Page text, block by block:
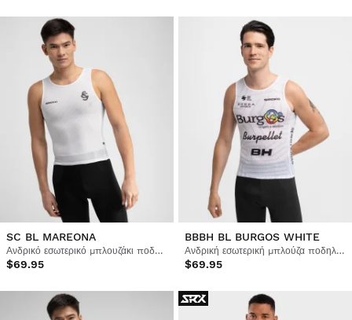
SC BL MAREONA
Ανδρικό εσωτερικό μπλουζάκι ποδηλασίας Real Sporting de Gijón x Siroko
$69.95
BBBH BL BURGOS WHITE
Ανδρική εσωτερική μπλούζα ποδηλασίας Burgos Burpellet BH x Siroko
$69.95